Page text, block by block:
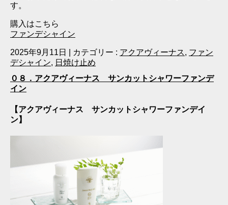
す。
購入はこちら
ファンデシャイン
2025年9月11日 カテゴリー : アクアヴィーナス, ファン
デシャイン, 日焼け止め
０８．アクアヴィーナス サンカットシャワーファンデ
イン
【アクアヴィーナス サンカットシャワーファンデイ
ン】